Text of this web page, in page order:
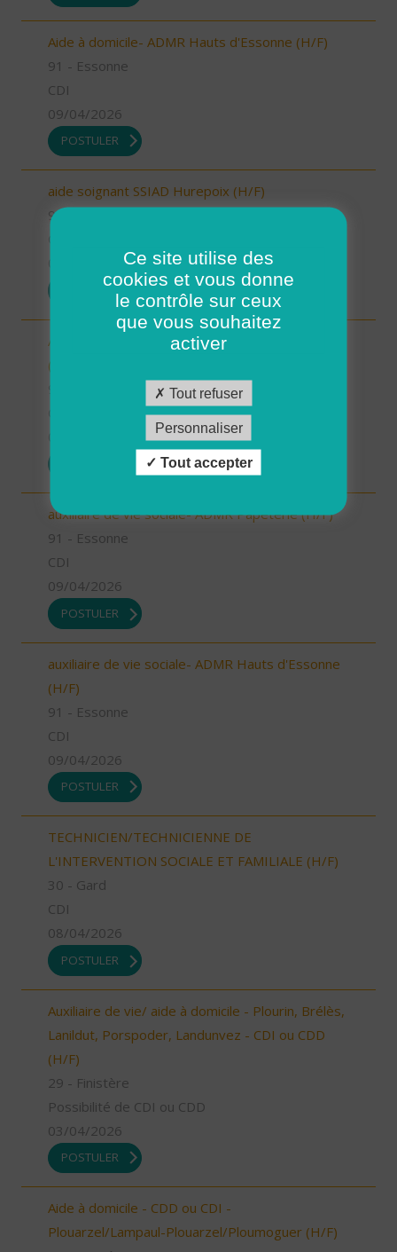
Aide à domicile- ADMR Hauts d'Essonne (H/F)
91 - Essonne
CDI
09/04/2026
POSTULER
aide soignant SSIAD Hurepoix (H/F)
91 - Essonne
POSTULER
Aide à domicile - ADMR du Canton de Limours
(H/F)
auxiliaire de vie sociale- ADMR Papeterie (H/F)
91 - Essonne
CDI
09/04/2026
POSTULER
auxiliaire de vie sociale- ADMR Hauts d'Essonne
(H/F)
91 - Essonne
CDI
09/04/2026
POSTULER
TECHNICIEN/TECHNICIENNE DE
L'INTERVENTION SOCIALE ET FAMILIALE (H/F)
30 - Gard
CDI
08/04/2026
POSTULER
Auxiliaire de vie/ aide à domicile - Plourin, Brélès,
Lanildut, Porspoder, Landunvez - CDI ou CDD
(H/F)
29 - Finistère
Possibilité de CDI ou CDD
03/04/2026
POSTULER
Aide à domicile - CDD ou CDI -
Plouarzel/Lampaul-Plouarzel/Ploumoguer (H/F)
Ce site utilise des
cookies et vous donne
le contrôle sur ceux
que vous souhaitez
activer
Tout refuser
Personnaliser
Tout accepter